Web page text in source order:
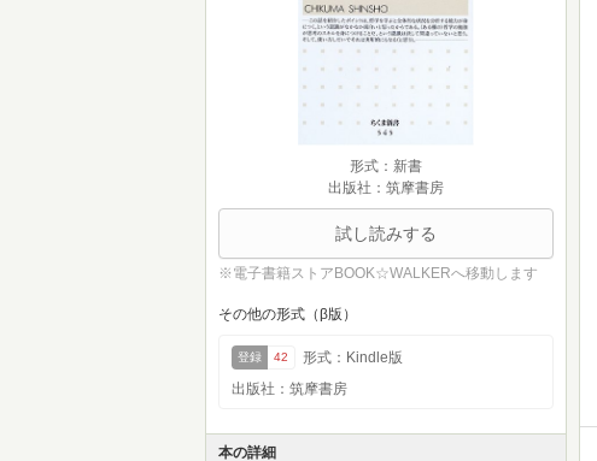
形式：新書
出版社：筑摩書房
試し読みする
※電子書籍ストアBOOK☆WALKERへ移動します
その他の形式（β版）
登録 42
形式：Kindle版
出版社：筑摩書房
本の詳細